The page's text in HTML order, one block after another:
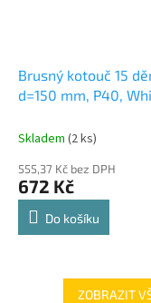
Brusný kotouč 15
d=150 mm, P40,
Skladem (2 ks)
555,37 Kč bez DPH
672 Kč
Do košíku
ZOBRAZIT